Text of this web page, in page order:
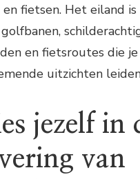
fietsen. Het eiland
en fietsroutes die
uitzichten
jezelf in
van